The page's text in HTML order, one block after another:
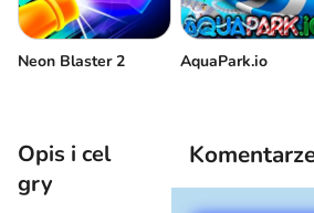
Neon Blaster 2 AquaPark.io
Opis i cel
gry